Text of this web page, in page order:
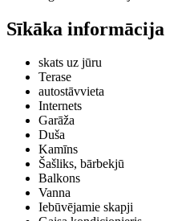
Sīkāka informācija
skats uz jūru
Terase
autostāvvieta
Internets
Garāža
Duša
Kamīns
Šašliks, bārbekjū
Balkons
Vanna
Iebūvējamie skapji